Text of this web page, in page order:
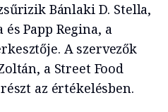
Bánlaki D. Stella,
Papp Regina, a
A szervezők
a Street Food
az értékelésben.